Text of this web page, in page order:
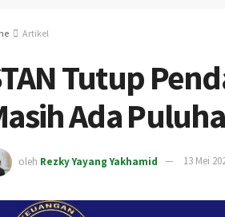
Artikel
Tutup
Ada
oleh Rezky Yayang Yakhamid 13 Mei